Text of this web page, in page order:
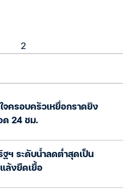
2
ครอบครัวเหยื่อกราดยิง
ด 24 ชม.
ฯ ระดับน้ำลดต่ำสุดเป็น
ล้งยืดเยื้อ